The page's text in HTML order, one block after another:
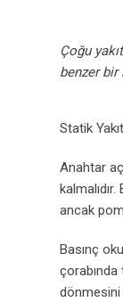
Çoğu
benzer bir
Statik
Anahtar
ancak
Basınç
çorabında
dönmesini